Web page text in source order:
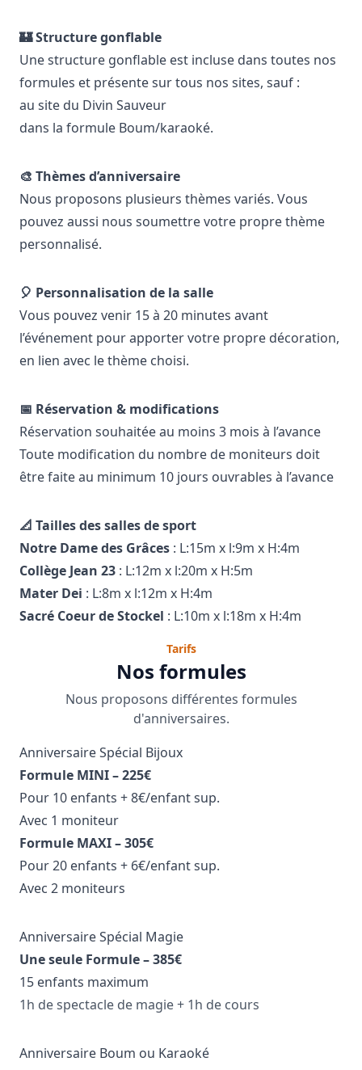
🏰 Structure gonflable
Une structure gonflable est incluse dans toutes nos
formules et présente sur tous nos sites, sauf :
au site du Divin Sauveur
dans la formule Boum/karaoké.
🎨 Thèmes d’anniversaire
Nous proposons plusieurs thèmes variés. Vous
pouvez aussi nous soumettre votre propre thème
personnalisé.
🎈 Personnalisation de la salle
Vous pouvez venir 15 à 20 minutes avant
l’événement pour apporter votre propre décoration,
en lien avec le thème choisi.
📅 Réservation & modifications
Réservation souhaitée au moins 3 mois à l’avance
Toute modification du nombre de moniteurs doit
être faite au minimum 10 jours ouvrables à l’avance
📐 Tailles des salles de sport
Notre Dame des Grâces : L:15m x l:9m x H:4m
Collège Jean 23 : L:12m x l:20m x H:5m
Mater Dei : L:8m x l:12m x H:4m
Sacré Coeur de Stockel : L:10m x l:18m x H:4m
Tarifs
Nos formules
Nous proposons différentes formules
d'anniversaires.
Anniversaire Spécial Bijoux
Formule MINI – 225€
Pour 10 enfants + 8€/enfant sup.
Avec 1 moniteur
Formule MAXI – 305€
Pour 20 enfants + 6€/enfant sup.
Avec 2 moniteurs
Anniversaire Spécial Magie
Une seule Formule – 385€
15 enfants maximum
1h de spectacle de magie + 1h de cours
Anniversaire Boum ou Karaoké